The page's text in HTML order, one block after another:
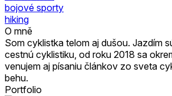
bojové sporty
hiking
O mně
Som cyklistka telom aj dušou. Jazdím
cestnú cyklistiku, od roku 2018 sa
venujem aj písaniu článkov zo sveta
behu.
Portfolio